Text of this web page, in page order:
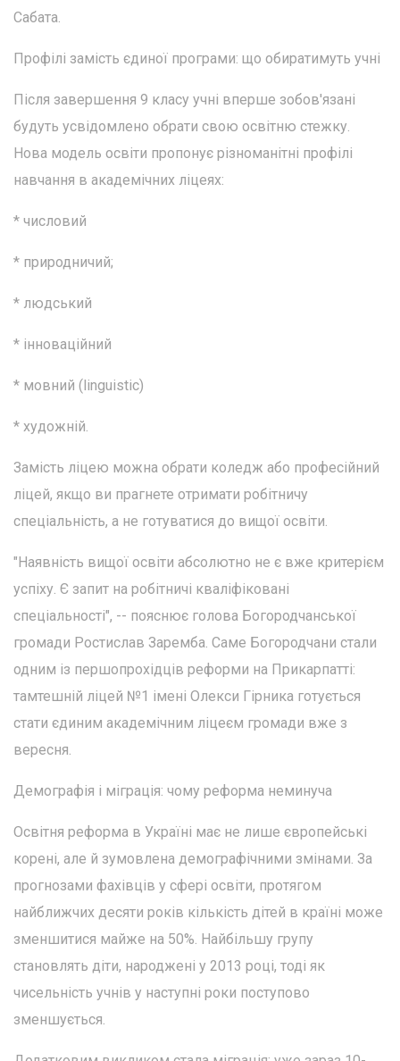
Сабата.
Профілі замість єдиної програми: що обиратимуть учні
Після завершення 9 класу учні вперше зобов'язані
будуть усвідомлено обрати свою освітню стежку.
Нова модель освіти пропонує різноманітні профілі
навчання в академічних ліцеях:
* числовий
* природничий;
* людський
* інноваційний
* мовний (linguistic)
* художній.
Замість ліцею можна обрати коледж або професійний
ліцей, якщо ви прагнете отримати робітничу
спеціальність, а не готуватися до вищої освіти.
"Наявність вищої освіти абсолютно не є вже критерієм
успіху. Є запит на робітничі кваліфіковані
спеціальності", -- пояснює голова Богородчанської
громади Ростислав Заремба. Саме Богородчани стали
одним із першопрохідців реформи на Прикарпатті:
тамтешній ліцей №1 імені Олекси Гірника готується
стати єдиним академічним ліцеєм громади вже з
вересня.
Демографія і міграція: чому реформа неминуча
Освітня реформа в Україні має не лише європейські
корені, але й зумовлена демографічними змінами. За
прогнозами фахівців у сфері освіти, протягом
найближчих десяти років кількість дітей в країні може
зменшитися майже на 50%. Найбільшу групу
становлять діти, народжені у 2013 році, тоді як
чисельність учнів у наступні роки поступово
зменшується.